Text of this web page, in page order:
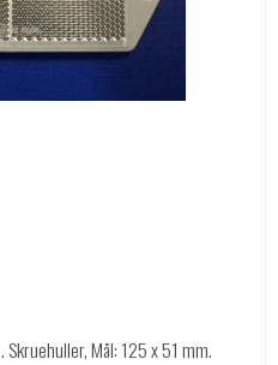
Mål: 125 x 51 mm.